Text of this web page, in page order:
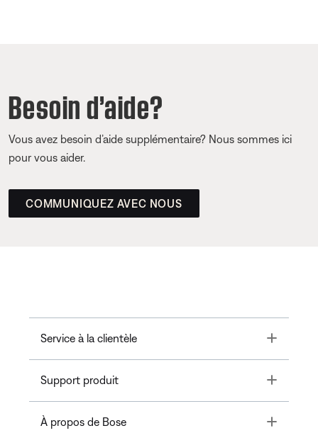
Besoin d’aide?
Vous avez besoin d’aide supplémentaire? Nous sommes ici
pour vous aider.
COMMUNIQUEZ AVEC NOUS
Service à la clientèle Toggle
Support produit Toggle
À propos de Bose Toggle